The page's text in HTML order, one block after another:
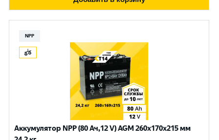
NPP
Аккумулятор NPP (80 Ач,12 V) AGM 260x170x215 мм